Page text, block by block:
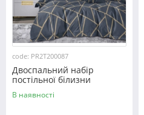
code: PR2T200087
Двоспальний набір
постільної білизни
180*220 із полікотону
№200087 Черешенька™
В наявності